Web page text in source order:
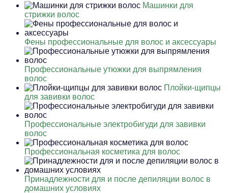
Машинки для
стрижки волос
Фены профессиональные для волос и аксессуары
Профессиональные утюжки для выпрямления
волос
Плойки-щипцы
для завивки волос
Профессиональные электробигуди для завивки
волос
Профессиональная косметика для волос
Принадлежности для и после депиляции волос в
домашних условиях